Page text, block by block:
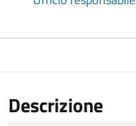
Descrizione